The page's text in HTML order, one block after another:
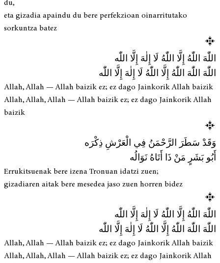
du,
eta gizadia apaindu du bere perfekzioan oinarritutako
sorkuntza batez
اللّٰهَ اللّٰهُ إِلَّا اللّٰهُ لَا إِلٰهَ إِلَّا اللّٰه
اللّٰهَ اللّٰهَ اللّٰهُ إِلَّا اللّٰهُ لَا إِلٰهَ إِلَّا اللّٰه
Allah, Allah — Allah baizik ez; ez dago Jainkorik Allah baizik
Allah, Allah, Allah — Allah baizik ez; ez dago Jainkorik Allah
baizik
وَقَدْ سَطَرَ الرَّحْمَنُ فِي الْعَرْشِ ذِكْرَه
أَبُو بَشَرٍ مَنْ ذَا أَتَاهُ نَوَالُه
Errukitsuenak bere izena Tronuan idatzi zuen;
gizadiaren aitak bere mesedea jaso zuen horren bidez
اللّٰهَ اللّٰهُ إِلَّا اللّٰهُ لَا إِلٰهَ إِلَّا اللّٰه
اللّٰهَ اللّٰهَ اللّٰهُ إِلَّا اللّٰهُ لَا إِلٰهَ إِلَّا اللّٰه
Allah, Allah — Allah baizik ez; ez dago Jainkorik Allah baizik
Allah, Allah, Allah — Allah baizik ez; ez dago Jainkorik Allah